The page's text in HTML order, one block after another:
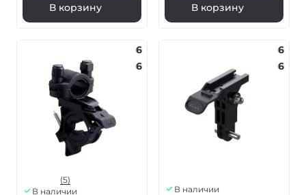
В корзину В корзину
6
6
(5)
В наличии
6
6
В наличии